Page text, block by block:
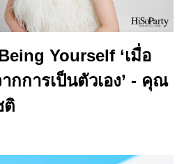
Yourself ‘เมื่อ
กการเป็นตัวเอง’ - คุณ
ติ